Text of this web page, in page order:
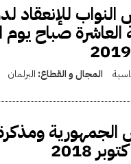
للإنعقاد
المجال و القطاع: البرلمان
2018